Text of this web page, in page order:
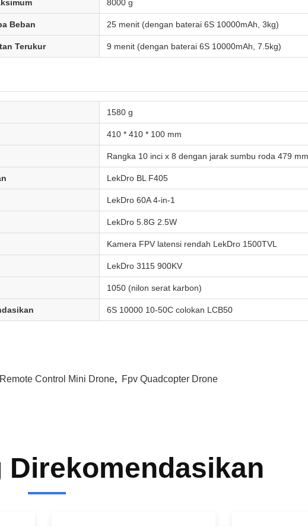
8000 g
Beban 25 menit (dengan baterai 6S 10000mAh, 3kg)
Terukur 9 menit (dengan baterai 6S 10000mAh, 7.5kg)
1580 g
410 * 410 * 100 mm
Rangka 10 inci x 8 dengan jarak sumbu roda 479 mm
LekDro BL F405
LekDro 60A 4-in-1
LekDro 5.8G 2.5W
Kamera FPV latensi rendah LekDro 1500TVL
LekDro 3115 900KV
1050 (nilon serat karbon)
6S 10000 10-50C colokan LCB50
Remote Control Mini Drone, Fpv Quadcopter Drone
Direkomendasikan